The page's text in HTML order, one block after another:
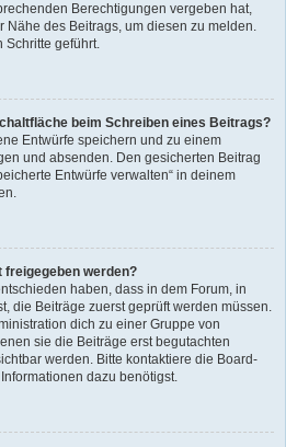
Berechtigungen vergeben hat,
Nähe des Beitrags, um diesen zu melden.
Schritte geführt.
beim Schreiben eines Beitrags?
Entwürfe speichern und zu einem
und absenden. Den gesicherten Beitrag
Entwürfe verwalten“ in deinem
werden?
haben, dass in dem Forum, in
die Beiträge zuerst geprüft werden müssen.
dich zu einer Gruppe von
sie die Beiträge erst begutachten
werden. Bitte kontaktiere die Board-
dazu benötigst.